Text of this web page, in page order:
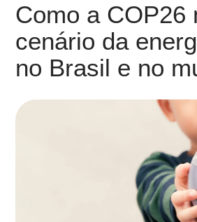
Como a COP26
cenário da
no Brasil e no